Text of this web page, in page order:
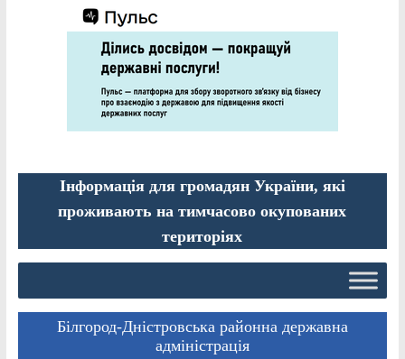
Інформація для громадян України, які
проживають на тимчасово окупованих
територіях
Білгород-Дністровська районна державна
адміністрація